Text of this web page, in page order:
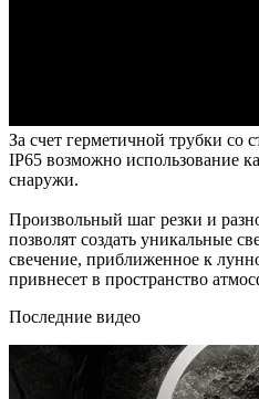
За счет герметичной трубки со
IP65 возможно использование
снаружи.
Произвольный шаг резки и
позволят создать уникальные
свечение, приближенное к
привнесет в пространство
Последние видео